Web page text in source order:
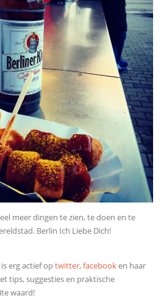
meer dingen te zien, te doen en te
Berlin Ich Liebe Dich!
erg actief optwitter,facebooken haar
tips, suggesties en praktische
waard!